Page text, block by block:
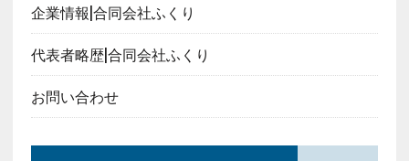
企業情報|合同会社ふくり
代表者略歴|合同会社ふくり
お問い合わせ